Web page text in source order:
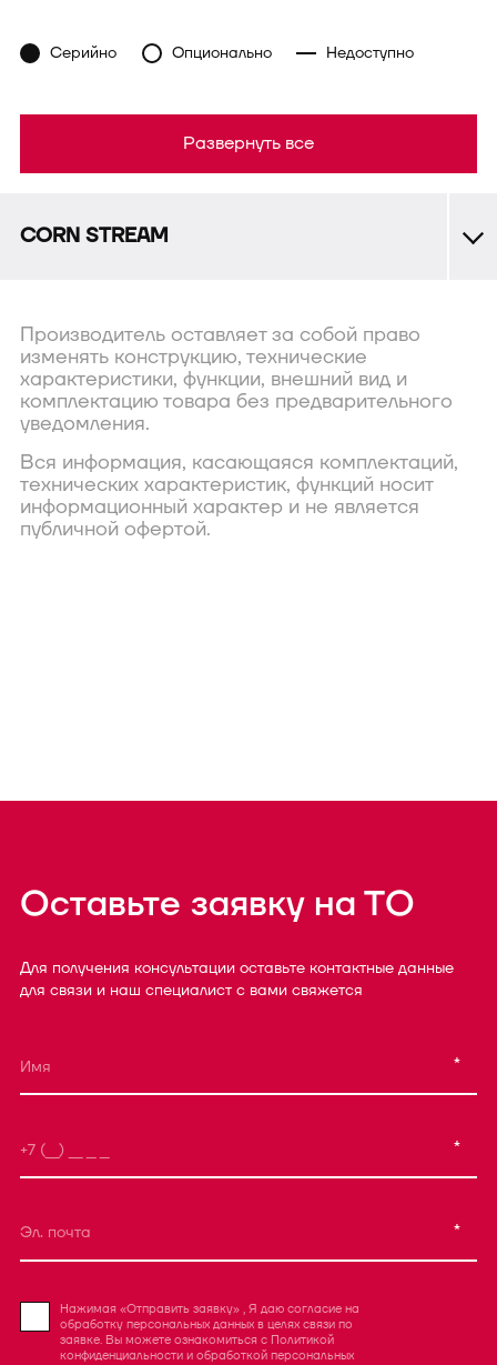
CORN STREAM
Серийно Опционально Недоступно
Развернуть все
Производитель оставляет за собой право
изменять конструкцию, технические
характеристики, функции, внешний вид и
комплектацию товара без предварительного
уведомления.
Вся информация, касающаяся комплектаций,
технических характеристик, функций носит
информационный характер и не является
публичной офертой.
Оставьте заявку на ТО
Для получения консультации оставьте контактные данные
для связи и наш специалист с вами свяжется
*
*
*
Нажимая «Отправить заявку» , Я даю согласие на
обработку персональных данных в целях связи по
заявке. Вы можете ознакомиться с Политикой
конфиденциальности и обработкой персональных